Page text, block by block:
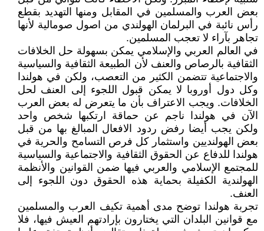
بعض العرب والمسلمين في المقابل ومنها التهديد بقطع
رأس نائبة في البرلمان الهولندي من اصول صومالية لأنها
تجاهر بآراء لا تعجب المسلمين.
في العالم العربي والإسلامي يمكن بسهولة حل الخلافات
الثقافية بالرصاص والعنف لأن الطبيعة الثقافية والسياسية
والاجتماعية تتضمن الكثير من التعصب، ولكن في هولندا
وكل دول أوروبا لا يمكن قبول اللجوء إلى العنف لحل
الخلافات. ويجب الاعتراف بأن ما يتعرض له بعض العرب
الآن في هولندا ناجم عن حماقة ارتكبها شخص واحد
ولكن يجب أيضا رفض ردود الافعال المبالغ بها من قبل
بعض الهولنديين واستثمار كل فرص التسامح والحرية في
هولندا للدفاع عن الحقوق الثقافية والاجتماعية والسياسية
للمجتمع الإسلامي والعربي فيها ضمن القوانين والأنظمة
الهولندية الكفيلة بحماية هذه الحقوق دون اللجوء إلى
العنف.
تجربة هولندا توضح مدى أهمية تكيف العرب والمسلمين
مع قوانين البلدان التي يختارون بإرادتهم العيش فيها، فلا